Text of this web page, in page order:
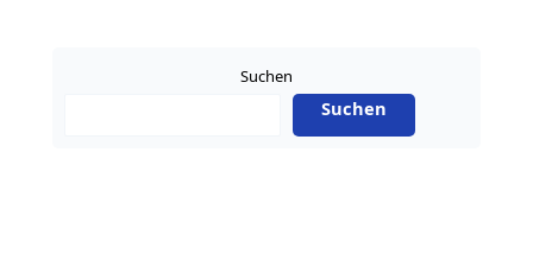
Suchen
Suchen